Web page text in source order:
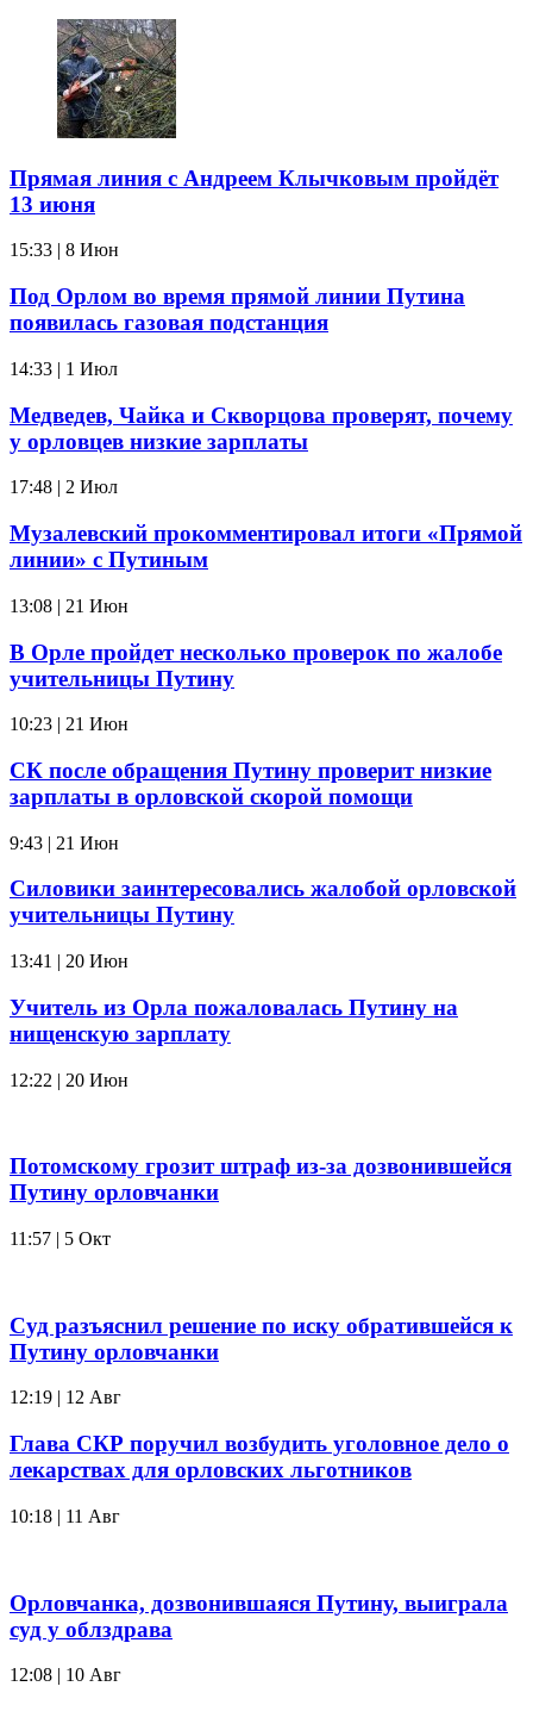
Прямая линия с Андреем Клычковым пройдёт
13 июня
15:33 | 8 Июн
Под Орлом во время прямой линии Путина
появилась газовая подстанция
14:33 | 1 Июл
Медведев, Чайка и Скворцова проверят, почему
у орловцев низкие зарплаты
17:48 | 2 Июл
Музалевский прокомментировал итоги «Прямой
линии» с Путиным
13:08 | 21 Июн
В Орле пройдет несколько проверок по жалобе
учительницы Путину
10:23 | 21 Июн
СК после обращения Путину проверит низкие
зарплаты в орловской скорой помощи
9:43 | 21 Июн
Силовики заинтересовались жалобой орловской
учительницы Путину
13:41 | 20 Июн
Учитель из Орла пожаловалась Путину на
нищенскую зарплату
12:22 | 20 Июн
Потомскому грозит штраф из-за дозвонившейся
Путину орловчанки
11:57 | 5 Окт
Суд разъяснил решение по иску обратившейся к
Путину орловчанки
12:19 | 12 Авг
Глава СКР поручил возбудить уголовное дело о
лекарствах для орловских льготников
10:18 | 11 Авг
Орловчанка, дозвонившаяся Путину, выиграла
суд у облздрава
12:08 | 10 Авг